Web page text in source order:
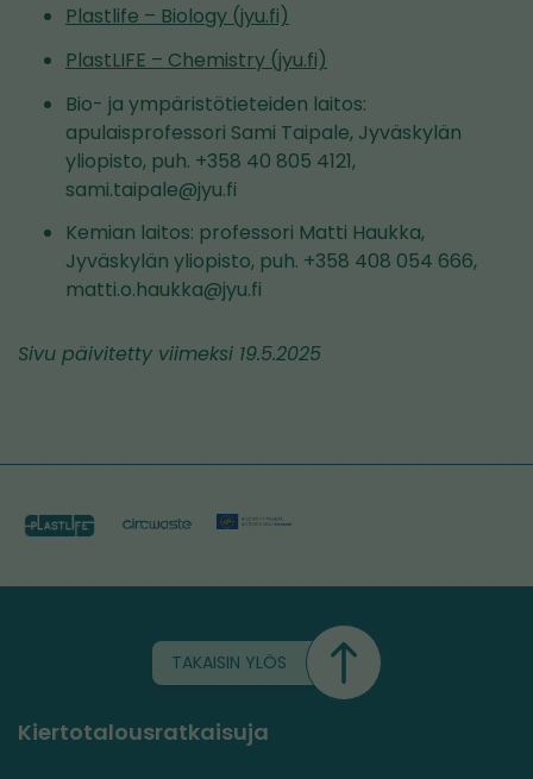
Plastlife – Biology (jyu.fi)
PlastLIFE – Chemistry (jyu.fi)
Bio- ja ympäristötieteiden laitos:
apulaisprofessori Sami Taipale, Jyväskylän
yliopisto, puh. +358 40 805 4121,
sami.taipale@jyu.fi
Kemian laitos: professori Matti Haukka,
Jyväskylän yliopisto, puh. +358 408 054 666,
matti.o.haukka@jyu.fi
Sivu päivitetty viimeksi 19.5.2025
TAKAISIN YLÖS
Kiertotalousratkaisuja